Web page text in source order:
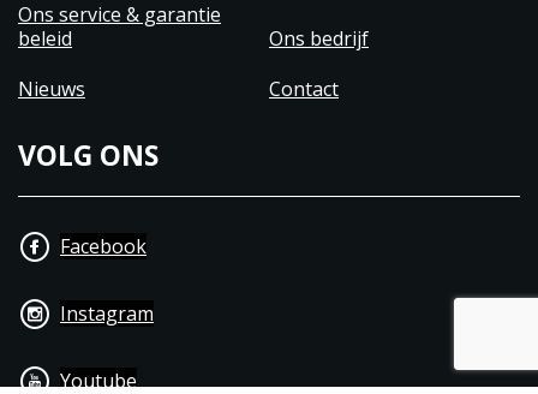
avontuur dat jij aandurft.
Ons service & garantie
beleid
Ons bedrijf
Nieuws
Contact
VOLG ONS
Facebook
Instagram
Youtube